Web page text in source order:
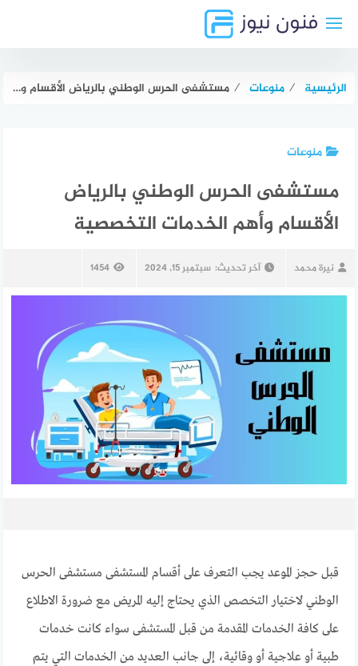
الرئيسية ⁄ منوعات ⁄ مستشفى الحرس الوطني بالرياض الأقسام وأهم الخدمات التخصصية
منوعات
مستشفى الحرس الوطني بالرياض
الأقسام وأهم الخدمات التخصصية
نيرة محمد آخر تحديث: سبتمبر 15, 2024 1454
قبل حجز الموعد يجب التعرف على أقسام المستشفى مستشفى الحرس
الوطني لاختيار التخصص الذي يحتاج إليه المريض مع ضرورة الاطلاع
على كافة الخدمات المقدمة من قبل المستشفى سواء كانت خدمات
طبية أو علاجية أو وقائية، إلى جانب العديد من الخدمات التي يتم